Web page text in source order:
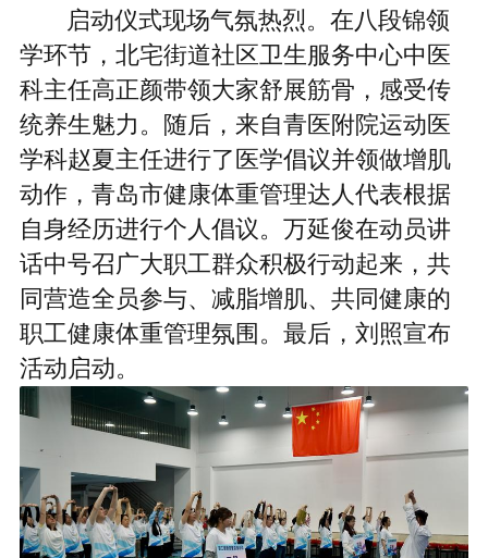
启动仪式现场气氛热烈。在八段锦领
学环节，北宅街道社区卫生服务中心中医
科主任高正颜带领大家舒展筋骨，感受传
统养生魅力。随后，来自青医附院运动医
学科赵夏主任进行了医学倡议并领做增肌
动作，青岛市健康体重管理达人代表根据
自身经历进行个人倡议。万延俊在动员讲
话中号召广大职工群众积极行动起来，共
同营造全员参与、减脂增肌、共同健康的
职工健康体重管理氛围。最后，刘照宣布
活动启动。